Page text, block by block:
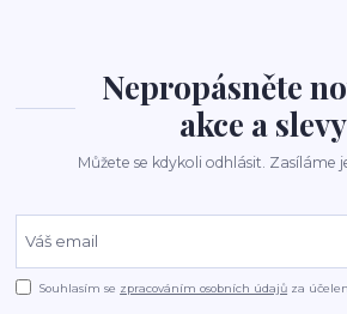
Nepropásněte
akce a
Můžete se kdykoli odhlásit. Zasíláme
Souhlasím se zpracováním osobních údajů za